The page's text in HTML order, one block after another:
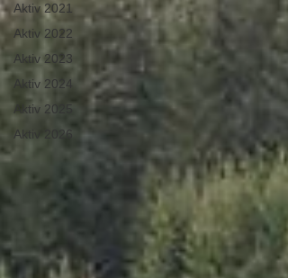
Aktiv 2021
Aktiv 2022
Aktiv 2023
Aktiv 2024
Aktiv 2025
Aktiv 2026